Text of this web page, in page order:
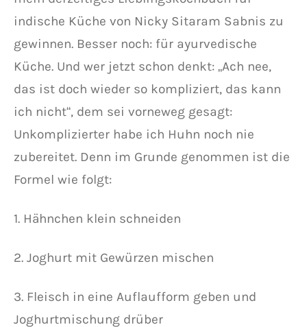
indische Küche von Nicky Sitaram Sabnis zu
gewinnen. Besser noch: für ayurvedische
Küche. Und wer jetzt schon denkt: „Ach nee,
das ist doch wieder so kompliziert, das kann
ich nicht“, dem sei vorneweg gesagt:
Unkomplizierter habe ich Huhn noch nie
zubereitet. Denn im Grunde genommen ist die
Formel wie folgt:
1. Hähnchen klein schneiden
2. Joghurt mit Gewürzen mischen
3. Fleisch in eine Auflaufform geben und
Joghurtmischung drüber